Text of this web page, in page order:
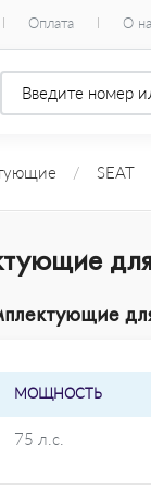
Оплата О
/ SEAT
для
МОЩНОСТЬ
75 л.с.